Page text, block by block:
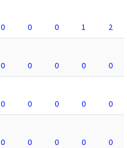
0 0 0 1
2
0 0 0 0
0
0 0 0 0
0
0 0 0 0 0